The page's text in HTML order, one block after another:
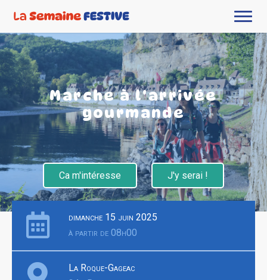
Marche à l'arrivée
gourmande
Ca m'intéresse J'y serai !
dimanche 15 juin 2025
à partir de 08h00
La Roque-Gageac